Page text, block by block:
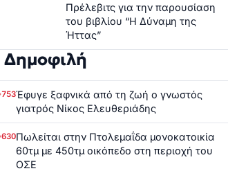
Πρέλεβιτς για την παρουσίαση
του βιβλίου “Η Δύναμη της
Ήττας”
Δημοφιλή
753Έφυγε ξαφνικά από τη ζωή ο γνωστός
γιατρός Νίκος Ελευθεριάδης
630Πωλείται στην Πτολεμαΐδα μονοκατοικία
60τμ με 450τμ οικόπεδο στη περιοχή του
ΟΣΕ